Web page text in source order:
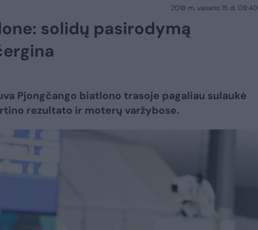
2018 m. vasario 15 d. 09:40
solidų pasirodymą
Pjongčango biatlono trasoje pagaliau sulaukė
rezultato ir moterų varžybose.